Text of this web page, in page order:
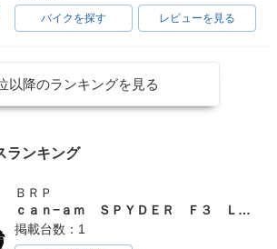
バイクを探す レビューを見る
以降のランキングを見る
ランキング
ＢＲＰ
ｃａｎ−ａｍ ＳＰＹＤＥＲ Ｆ３ ＬＩＭＩＴＥＤ
掲載台数：1